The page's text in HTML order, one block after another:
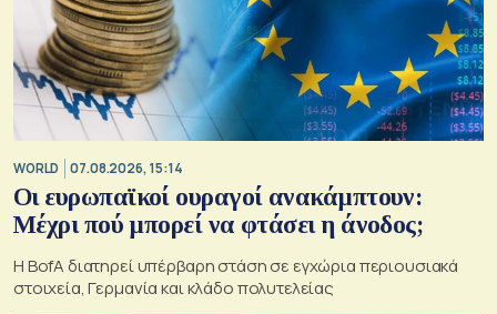
WORLD 07.08.2026, 15:14
Οι ευρωπαϊκοί ουραγοί ανακάμπτουν:
Μέχρι πού μπορεί να φτάσει η άνοδος;
Η BofA διατηρεί υπέρβαρη στάση σε εγχώρια περιουσιακά
στοιχεία, Γερμανία και κλάδο πολυτελείας